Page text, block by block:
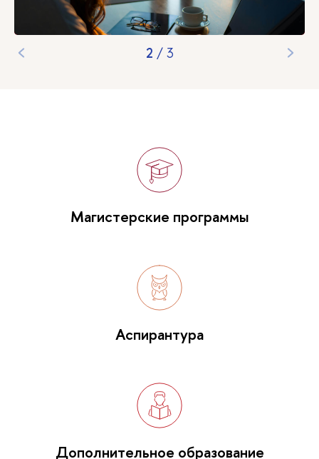
2 / 3
Магистерские программы
Аспирантура
Дополнительное образование